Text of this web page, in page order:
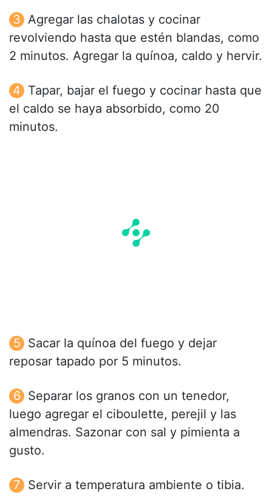
Agregar las chalotas y cocinar
revolviendo hasta que estén blandas, como
2 minutos. Agregar la quínoa, caldo y hervir.
Tapar, bajar el fuego y cocinar hasta que
el caldo se haya absorbido, como 20
minutos.
Sacar la quínoa del fuego y dejar
reposar tapado por 5 minutos.
Separar los granos con un tenedor,
luego agregar el ciboulette, perejil y las
almendras. Sazonar con sal y pimienta a
gusto.
Servir a temperatura ambiente o tibia.